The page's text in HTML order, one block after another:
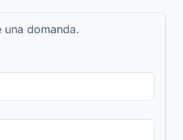
una domanda.